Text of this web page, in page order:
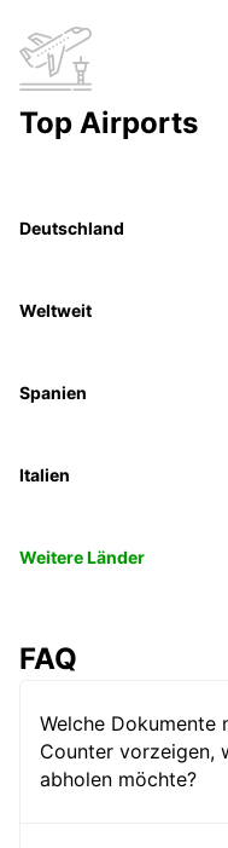
Top Airports
Deutschland
Weltweit
Spanien
Italien
Weitere Länder
FAQ
Welche Dokumente
Counter vorzeigen,
abholen möchte?